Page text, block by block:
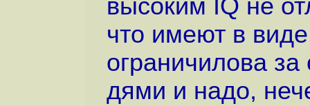
высоким IQ не
что имеют в
ограничилова
дями и надо,